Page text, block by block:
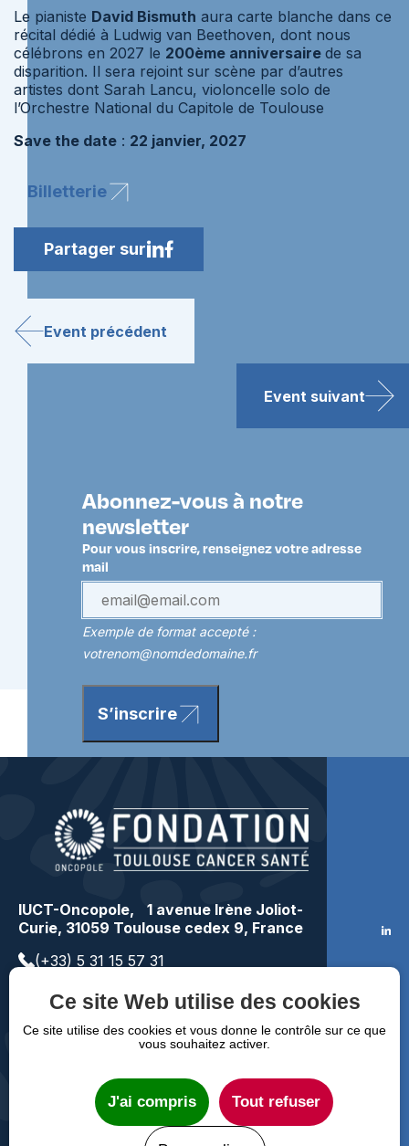
Le pianiste David Bismuth aura carte blanche dans ce
récital dédié à Ludwig van Beethoven, dont nous
célébrons en 2027 le 200ème anniversaire de sa
disparition. Il sera rejoint sur scène par d’autres
artistes dont Sarah Lancu, violoncelle solo de
l’Orchestre National du Capitole de Toulouse
Save the date : 22 janvier, 2027
Billetterie
Partager sur
Event précédent
Event suivant
Abonnez-vous à notre
newsletter
Pour vous inscrire, renseignez votre adresse
mail
Exemple de format accepté :
votrenom@nomdedomaine.fr
S’inscrire
IUCT-Oncopole, 1 avenue Irène Joliot-
Curie, 31059 Toulouse cedex 9, France
(+33) 5 31 15 57 31
Faire un don
Ce site Web utilise des cookies
Ce site utilise des cookies et vous donne le contrôle sur ce que
vous souhaitez activer.
J'ai compris Tout refuser